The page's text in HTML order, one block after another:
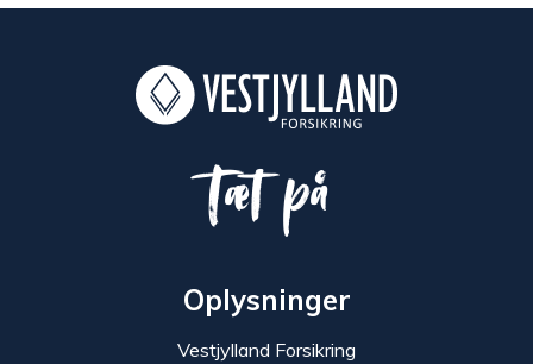
Tæt på
Oplysninger
Vestjylland Forsikring